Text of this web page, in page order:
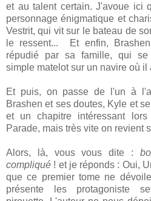
et au talent certain. J'avoue ici
personnage énigmatique et
Vestrit, qui vit sur le bateau de
le ressent... Et enfin,
répudié par sa famille, qui se
simple matelot sur un navire où il
Et puis, on passe de l'un à
Brashen et ses doutes, Kyle et
et un chapitre intéressant
Parade, mais très vite on revient
Alors, là, vous vous dite :
compliqué ! et je réponds : Oui,
que ce premier tome ne
présente les protagoniste